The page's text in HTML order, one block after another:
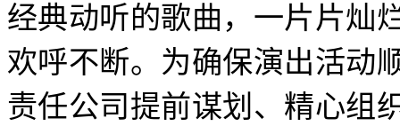
经典动听的歌曲，一片片灿
欢呼不断。为确保演出活动
责任公司提前谋划、精心组